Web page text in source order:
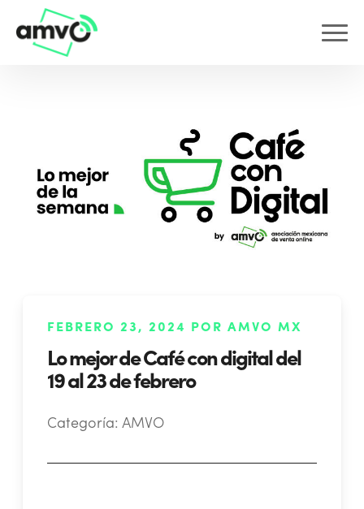
FEBRERO 23, 2024 POR AMVO MX
Lo mejor de Café con digital del
19 al 23 de febrero
Categoría: AMVO